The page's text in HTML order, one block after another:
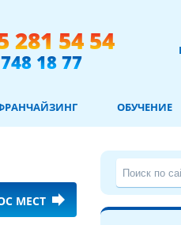
281 54 54
18 77
ОБУЧЕНИЕ
МЕСТ forward